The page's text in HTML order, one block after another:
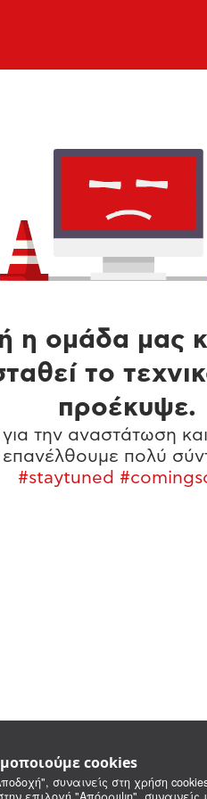
cookies
συναινείς στη χρήση
η ομάδα μας
το
προέκυψε.
την αναστάτωση και
επανέλθουμε πολύ
#staytuned